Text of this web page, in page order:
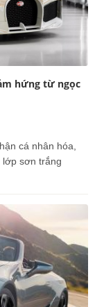
hứng từ ngọc
cá nhân hóa,
lớp sơn trắng